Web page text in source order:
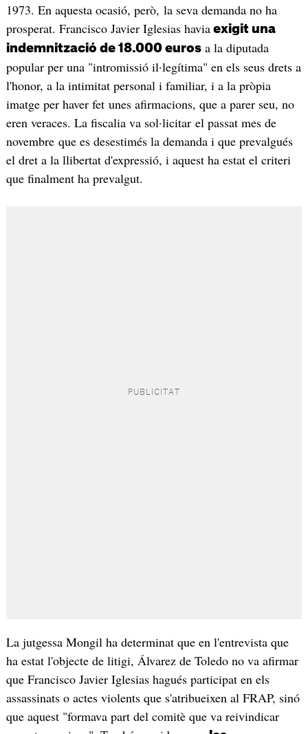
1973. En aquesta ocasió, però, la seva demanda no ha
prosperat. Francisco Javier Iglesias haviaexigit una
indemnització de 18.000 eurosa la diputada
popular per una "intromissió il·legítima" en els seus drets a
l'honor, a la intimitat personal i familiar, i a la pròpia
imatge per haver fet unes afirmacions, que a parer seu, no
eren veraces. La fiscalia va sol·licitar el passat mes de
novembre que es desestimés la demanda i que prevalgués
el dret a la llibertat d'expressió, i aquest ha estat el criteri
que finalment ha prevalgut.
La jutgessa Mongil ha determinat que en l'entrevista que
ha estat l'objecte de litigi, Álvarez de Toledo no va afirmar
que Francisco Javier Iglesias hagués participat en els
assassinats o actes violents que s'atribueixen al FRAP, sinó
que aquest "formava part del comitè que va reivindicar